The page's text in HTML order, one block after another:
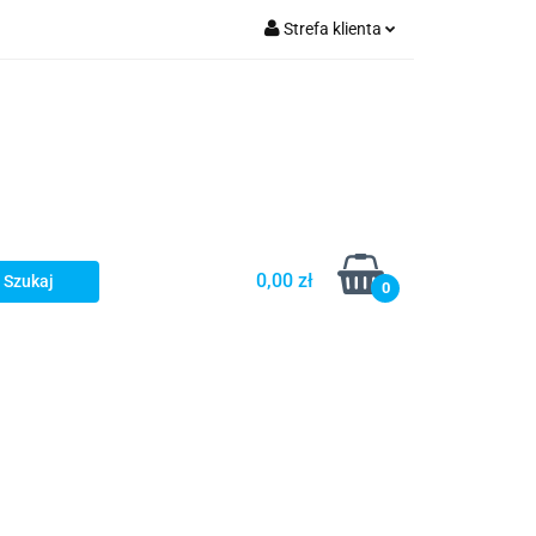
Strefa klienta
0,00 zł 0